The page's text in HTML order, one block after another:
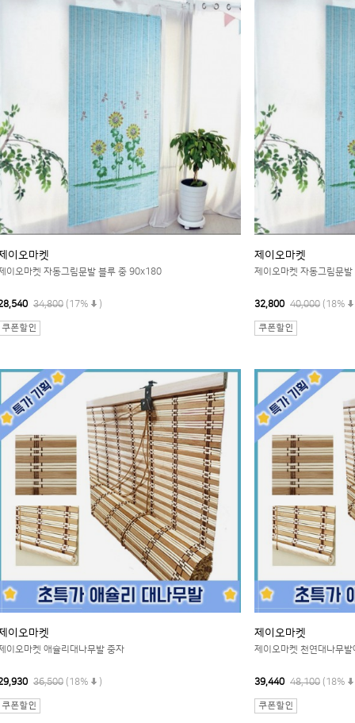
이오마켓
이오마켓 자동그림문발 블루 중 90x180
34,800 (17% )
제이오마켓
제이오마켓 자동그림문
32,800 40,000 (18%
이오마켓
이오마켓 애슐리대나무발 중자
36,500 (18% )
제이오마켓
제이오마켓 천연대나무
39,440 48,100 (18%